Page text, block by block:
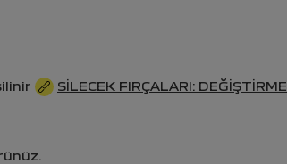
SILECEK FIRÇALARI: DEĞIŞTIRME